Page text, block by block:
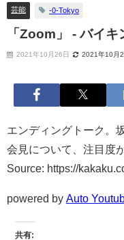
芸能 -0-Tokyo
「Zoom」 - バイキ
2021年10月26日 2021年10月
エンディングトーク。
会見について、注目度
Source: https://
powered by Auto
共有: